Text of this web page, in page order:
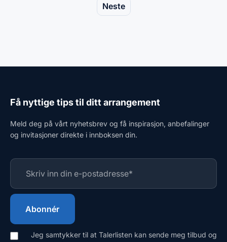
Neste
Få nyttige tips til ditt arrangement
Meld deg på vårt nyhetsbrev og få inspirasjon, anbefalinger
og invitasjoner direkte i innboksen din.
Jeg samtykker til at Talerlisten kan sende meg tilbud og